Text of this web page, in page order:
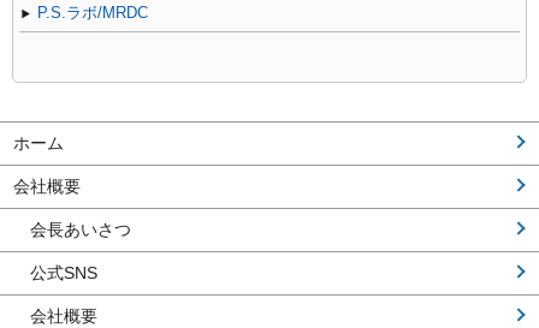
P.S.ラボ/MRDC
ホーム
会社概要
会長あいさつ
公式SNS
会社概要